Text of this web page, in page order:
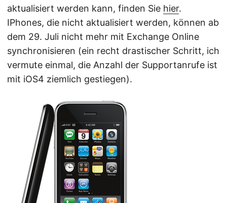
aktualisiert werden kann, finden Sie hier.
IPhones, die nicht aktualisiert werden, können ab
dem 29. Juli nicht mehr mit Exchange Online
synchronisieren (ein recht drastischer Schritt, ich
vermute einmal, die Anzahl der Supportanrufe ist
mit iOS4 ziemlich gestiegen).